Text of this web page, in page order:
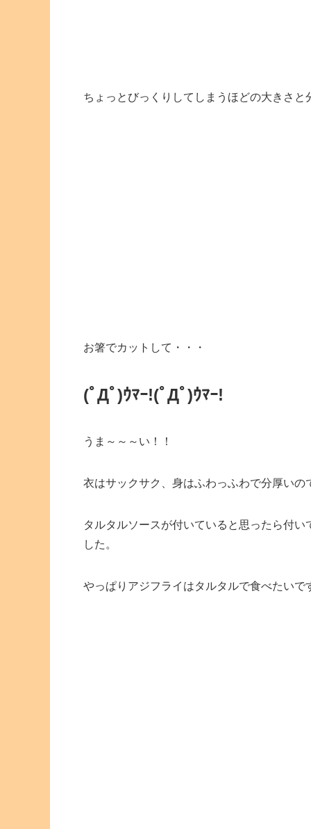
ちょっとびっくりしてしまうほどの大きさと
お箸でカットして・・・
(ﾟДﾟ)ｳﾏｰ!(ﾟДﾟ)ｳﾏｰ!
うま～～～い！！
衣はサックサク、身はふわっふわで分厚いの
タルタルソースが付いていると思ったら付
した。
やっぱりアジフライはタルタルで食べたいで